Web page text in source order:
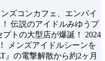
ズコンカフェ、エンパイ
伝説のアイドルみゆうプ
トの大型店が爆誕！ 2024
メンズアイドルシーンを
』の電撃解散から約2ヶ月